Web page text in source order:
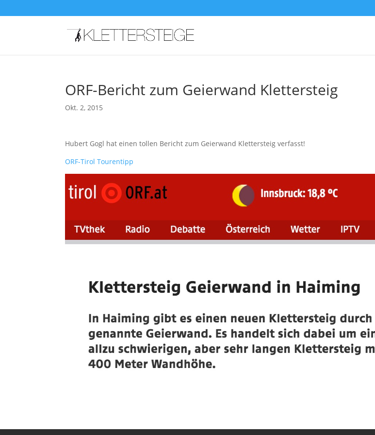
ORF-Bericht zum Geierwand Klettersteig
Okt. 2, 2015
Hubert Gogl hat einen tollen Bericht zum Geierwand Klettersteig verfasst!
ORF-Tirol Tourentipp